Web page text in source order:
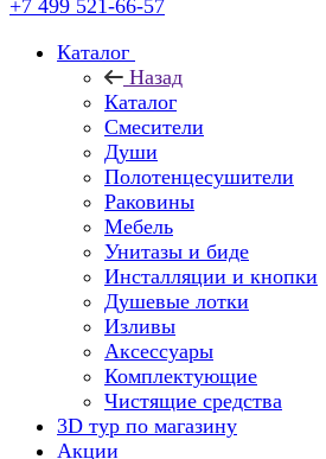
+7 499 521-66-57
Каталог
Назад
Каталог
Смесители
Души
Полотенцесушители
Раковины
Мебель
Унитазы и биде
Инсталляции и кнопки
Душевые лотки
Изливы
Аксессуары
Комплектующие
Чистящие средства
3D тур по магазину
Акции